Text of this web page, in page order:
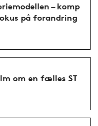
– komp
på forandring
om en fælles ST